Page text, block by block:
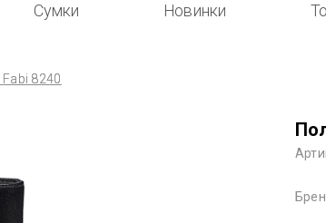
Сумки Новинки
8240